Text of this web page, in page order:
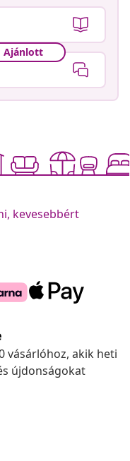
Ajánlott
kevesebbért
vásárlóhoz, akik heti
újdonságokat